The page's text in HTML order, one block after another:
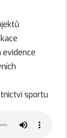
evidence
sportu